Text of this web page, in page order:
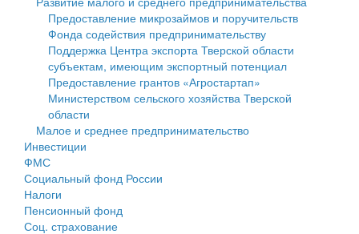
Культура
Образование
Здравоохранение
Социальная защита
Фотоальбом
Открытые данные
Работа с обращениями граждан
Муниципальный контроль
Муниципальные услуги
Проекты административных регламентов
Антимонопольный комплаенс
Противодействие коррупции
объектов недвижимости
Имущественная поддержка субъектов малого и
среднего предпринимательства
Информационная поддержка субъектов малого и
среднего предпринимательства
Муниципальные программы
Контрольно-счетная палата
Предоставление микрозаймов и поручительств
Фонда содействия предпринимательству
Поддержка Центра экспорта Тверской области
субъектам, имеющим экспортный потенциал
Предоставление грантов «Агростартап»
Министерством сельского хозяйства Тверской
области
Малое и среднее предпринимательство
Инвестиции
ФМС
Социальный фонд России
Налоги
Пенсионный фонд
Соц. страхование